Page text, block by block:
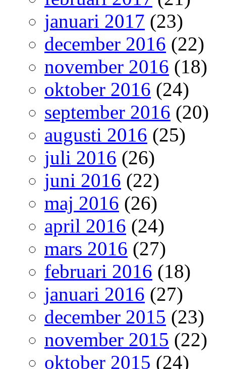
januari 2017 (23)
december 2016 (22)
november 2016 (18)
oktober 2016 (24)
september 2016 (20)
augusti 2016 (25)
juli 2016 (26)
juni 2016 (22)
maj 2016 (26)
april 2016 (24)
mars 2016 (27)
februari 2016 (18)
januari 2016 (27)
december 2015 (23)
november 2015 (22)
oktober 2015 (24)